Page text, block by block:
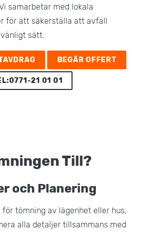
samarbetar med lokala
för att säkerställa att avfall
sätt​.
BEGÄR OFFERT
21 01 01
Till?
och Planering
för tömning av lägenhet eller hus,
alla detaljer tillsammans med